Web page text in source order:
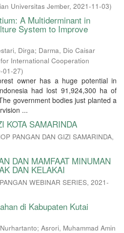
Universitas Jember, 2021-11-03)
A Multiderminant in
System to Improve
Dirga; Darma, Dio Caisar
International Cooperation
01-27)
owner has a huge potential in
had lost 91,924,300 ha of
government bodies just planted a
...
KOTA SAMARINDA
PANGAN DAN GIZI SAMARINDA,
DAN MAMFAAT MINUMAN
DAN KELAKAI
WEBINAR SERIES, 2021-
di Kabupaten Kutai
; Asrori, Muhammad Amin